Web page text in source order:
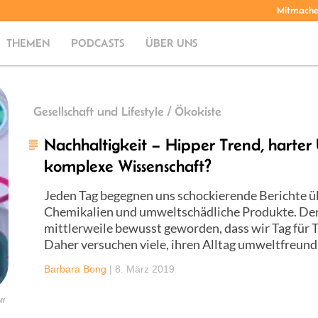
THEMEN PODCASTS ÜBER UNS
Gesellschaft und Lifestyle / Ökokiste
Nachhaltigkeit – Hipper Trend, harter
komplexe Wissenschaft?
Jeden Tag begegnen uns schockierende Berichte
Chemikalien und umweltschädliche Produkte.
mittlerweile bewusst geworden, dass wir Tag für
Daher versuchen viele, ihren Alltag
Barbara Bong | 8. März 2019